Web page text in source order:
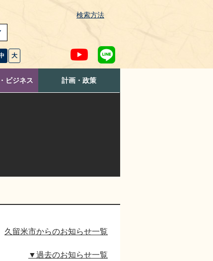
検索方法
大
ビジネス 計画・政策
久留米市からのお知らせ一覧
▼過去のお知らせ一覧